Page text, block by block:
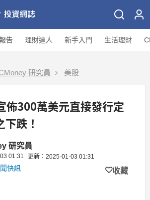
告 理財達人 新手入門 生活理財
研究員 美股
300萬美元直接發行定
跌！
研究員
01:31 更新：2025-01-03 01:31
快訊 收藏